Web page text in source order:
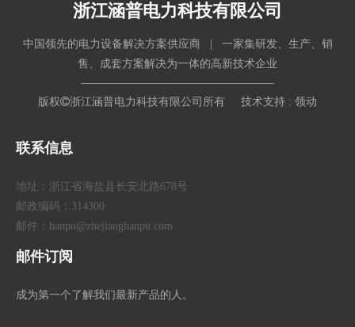
浙江涵普电力科技有限公司
中国领先的电力设备解决方案供应商 | 一家集研发、生产、销
售、成套方案解决为一体的高新技术企业
版权浙江涵普电力科技有限公司所有 技术支持 : 领动
联系信息
地址：浙江省海盐县长安北路678号
邮政编码：314300
邮件：hanpu@zhejianghanpu.com
邮件订阅
成为第一个了解我们最新产品的人。